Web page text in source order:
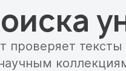
проверяет